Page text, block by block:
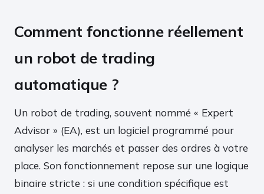
Comment fonctionne réellement
un robot de trading
automatique ?
Un robot de trading, souvent nommé « Expert
Advisor » (EA), est un logiciel programmé pour
analyser les marchés et passer des ordres à votre
place. Son fonctionnement repose sur une logique
binaire stricte : si une condition spécifique est